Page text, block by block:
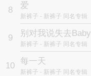
8 爱
新裤子 - 新裤子 同名专辑
9 别对我说失去Baby
新裤子 - 新裤子 同名专辑
10 每一天
新裤子 - 新裤子 同名专辑